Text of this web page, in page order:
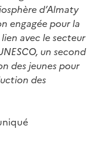
d’Almaty
engagée pour la
avec le secteur
un second
des jeunes pour
des